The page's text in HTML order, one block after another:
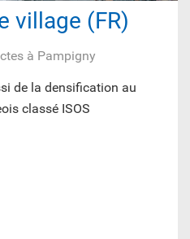
village (FR)
à Pampigny
de la densification au
classé ISOS